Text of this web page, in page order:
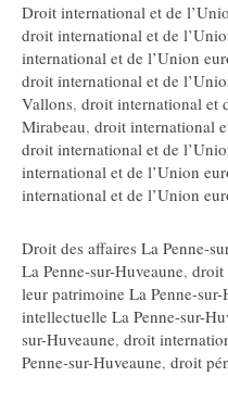
Droit international et de
droit international et de
international et de l’Union
droit international et de
Vallons, droit international et
Mirabeau, droit international
droit international et de
international et de l’Union
international et de l’Union
Droit des affaires La Penne-
La Penne-sur-Huveaune, droit
leur patrimoine La Penne-sur-
intellectuelle La Penne-sur-
sur-Huveaune, droit
Penne-sur-Huveaune, droit